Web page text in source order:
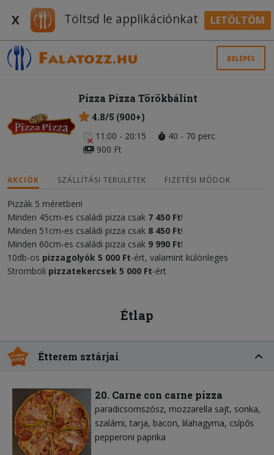
X Töltsd le applikációnkat LETÖLTÖM
BELÉPÉS
Pizza Pizza Törökbálint
4.8/5 (900+)
11:00 - 20:15
40 - 70 perc
900 Ft
AKCIÓK SZÁLLÍTÁSI TERÜLETEK FIZETÉSI MÓDOK
Pizzák 5 méretben!
Minden 45cm-es családi pizza csak 7 450 Ft!
Minden 51cm-es családi pizza csak 8 450 Ft!
Minden 60cm-es családi pizza csak 9 990 Ft!
10db-os pizzagolyók 5 000 Ft-ért, valamint különleges
Stromboli pizzatekercsek 5 000 Ft-ért
Étlap
Étterem sztárjai
20. Carne con carne pizza
paradicsomszósz mozzarella sajt sonka
szalámi tarja bacon lilahagyma csípős
pepperoni paprika